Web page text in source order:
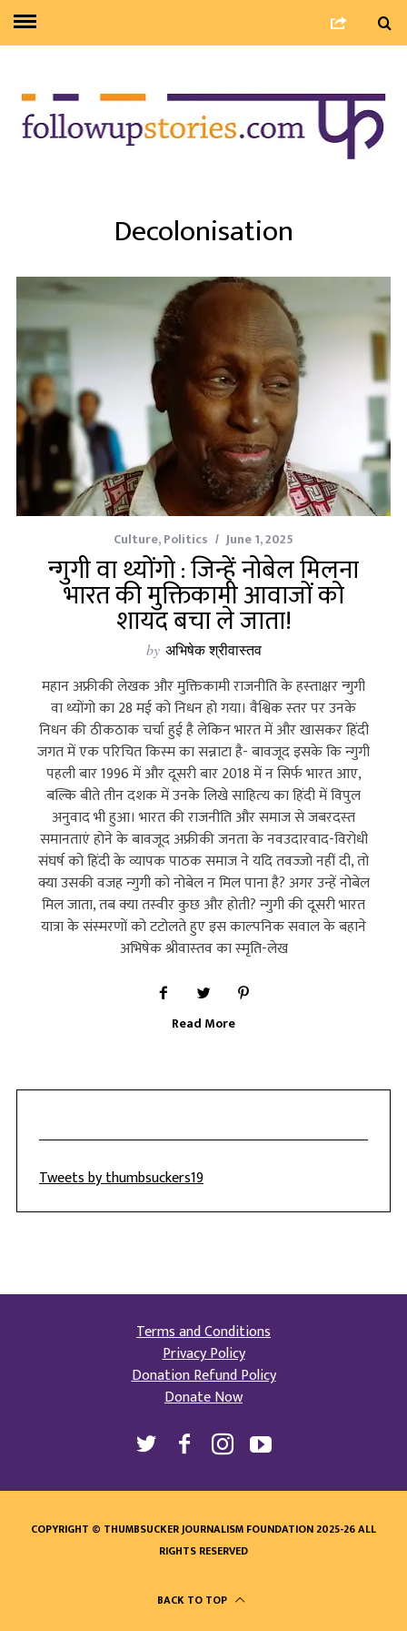
Decolonisation
Culture,Politics June 1, 2025
न्गुगी वा थ्योंगो : जिन्हें नोबेल मिलना
भारत की मुक्तिकामी आवाजों को
शायद बचा ले जाता!
by अभिषेक श्रीवास्तव
महान अफ्रीकी लेखक और मुक्तिकामी राजनीति के हस्‍ताक्षर न्गुगी
वा थ्योंगो का 28 मई को निधन हो गया। वैश्विक स्‍तर पर उनके
निधन की ठीकठाक चर्चा हुई है लेकिन भारत में और खासकर हिंदी
जगत में एक परिचित किस्‍म का सन्नाटा है- बावजूद इसके कि न्‍गुगी
पहली बार 1996 में और दूसरी बार 2018 में न सिर्फ भारत आए,
बल्कि बीते तीन दशक में उनके लिखे साहित्‍य का हिंदी में विपुल
अनुवाद भी हुआ। भारत की राजनीति और समाज से जबरदस्‍त
समानताएं होने के बावजूद अफ्रीकी जनता के नवउदारवाद-विरोधी
संघर्ष को हिंदी के व्‍यापक पाठक समाज ने यदि तवज्‍जो नहीं दी, तो
क्या उसकी वजह न्‍गुगी को नोबेल न मिल पाना है? अगर उन्‍हें नोबेल
मिल जाता, तब क्‍या तस्‍वीर कुछ और होती? न्‍गुगी की दूसरी भारत
यात्रा के संस्‍मरणों को टटोलते हुए इस काल्‍पनिक सवाल के बहाने
अभिषेक श्रीवास्‍तव का स्‍मृति-लेख
Read More
Tweets by thumbsuckers19
Terms and Conditions
Privacy Policy
Donation Refund Policy
Donate Now
COPYRIGHT © THUMBSUCKER JOURNALISM FOUNDATION 2025-26 ALL
RIGHTS RESERVED
BACK TO TOP